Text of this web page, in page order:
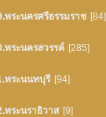
พระนครศรีธรรมราช [84]
พระนครสวรรค์ [285]
พระนนทบุรี [94]
พระนราธิวาส [9]